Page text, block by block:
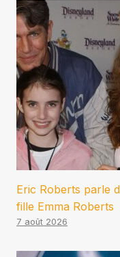
Eric Roberts parle
fille Emma Roberts
7 août 2026